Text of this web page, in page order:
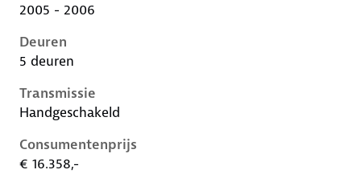
2005 - 2006
Deuren
5 deuren
Transmissie
Handgeschakeld
Consumentenprijs
€ 16.358,-